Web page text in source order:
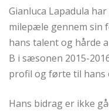
Gianluca Lapadula
milepæle gennem sin
hans talent og hårde
B i sæsonen 2015-
profil og førte til hans
Hans bidrag er ikke